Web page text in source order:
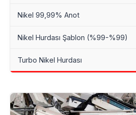
Nikel 99,99% Anot
Nikel Hurdası Şablon (%99-%99)
Turbo Nikel Hurdası